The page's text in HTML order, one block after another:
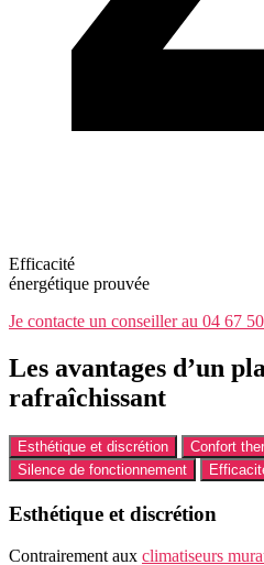
Efficacité
énergétique prouvée
Je contacte un conseiller au 04 67
Les avantages d’un
rafraîchissant
Esthétique et discrétion
Confort
Silence de fonctionnement
Esthétique et discrétion
Contrairement aux climatiseurs